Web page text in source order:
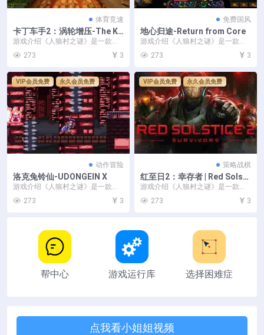
体育竞速
卡丁车手2：涡轮增压-The Ka
rters 2: Turbo Charged
游戏介绍《人狼村之谜》是一款将
“人狼游戏”与“日式恐怖悬疑解谜”两
种要素结合起来...
273 3
免费国风
地心归途-Return from Core
游戏介绍《人狼村之谜》是一款将
“人狼游戏”与“日式恐怖悬疑解谜”两
种要素结合起来...
273 3
VIP会员免费 永久会员免费
动作冒险
洛克兔铃仙-UDONGEIN X
游戏介绍《人狼村之谜》是一款将
种要素结合起来...
273 3
VIP会员免费 永久会员免费
策略战棋
红至日2：幸存者 | Red Solsti
ce 2：Survivors v2.86 集成D
LCs 【12.5GB】
游戏介绍《人狼村之谜》是一款将
种要素结合起来...
273 3
帮中心 游戏运行库 选择困难症
点我看小姐姐视频